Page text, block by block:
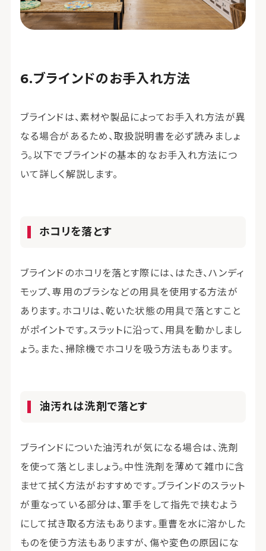
ブラインドのお手入れ方法
ブラインドは、素材や製品によってお手入れ方法が異
なる場合があるため、取扱説明書を必ず読みましょ
う。以下でブラインドの基本的なお手入れ方法につ
いて詳しく解説します。
ホコリを落とす
ブラインドのホコリを落とす際には、はたき、ハンディ
モップ、専用のブラシなどの用具を使用する方法が
あります。ホコリは、乾いた状態の用具で落とすこと
がポイントです。スラットに沿って、用具を動かしまし
ょう。また、掃除機でホコリを吸う方法もあります。
油汚れは洗剤で落とす
ブラインドについた油汚れが気になる場合は、洗剤
を使って落としましょう。中性洗剤を薄めて雑巾に含
ませて拭く方法がおすすめです。ブラインドのスラット
が重なっている部分は、軍手をして指先で挟むよう
にして拭き取る方法もあります。重曹を水に溶かした
ものを使う方法もありますが、傷や変色の原因にな